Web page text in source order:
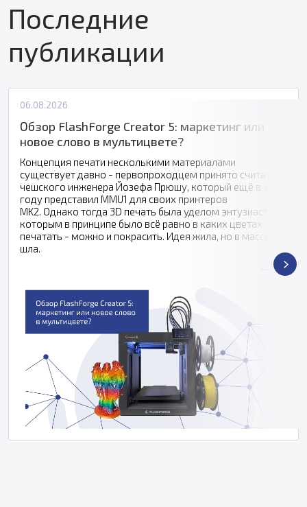
Последние
публикации
06.08.2026
Обзор FlashForge Creator 5: маркетинг или
новое слово в мультицвете?
Концепция печати несколькими материалами
существует давно - первопроходцем принято считать
чешского инженера Йозефа Прюшу, который ещё в 2016
году представил MMU1 для своих принтеров
MK2. Однако тогда 3D печать была уделом энтузиастов,
которым в принципе было всё равно в каких цветах
печатать - можно и покрасить. Идея жила, но в массы не
шла.